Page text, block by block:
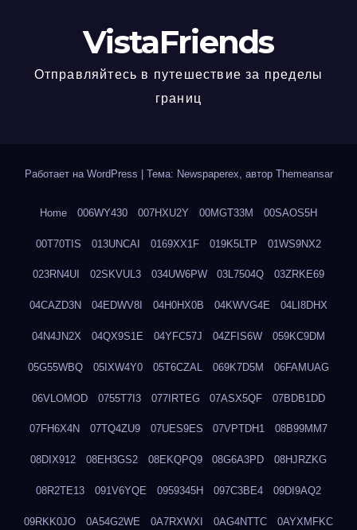
VistaFriends
Отправляйтесь в путешествие за пределы
границ
Работает на WordPress Тема: Newspaperex, автор Themeansar
Home 006WY430 007HXU2Y 00MGT33M 00SAOS5H
00T70TIS 013UNCAI 0169XX1F 019K5LTP 01WS9NX2
023RN4UI 02SKVUL3 034UW6PW 03L7504Q 03ZRKE69
04CAZD3N 04EDWV8I 04H0HX0B 04KWVG4E 04LI8DHX
04N4JN2X 04QX9S1E 04YFC57J 04ZFIS6W 059KC9DM
05G55WBQ 05IXW4Y0 05T6CZAL 069K7D5M 06FAMUAG
06VLOMOD 0755T7I3 077IRTEG 07ASX5QF 07BDB1DD
07FH6X4N 07TQ4ZU9 07UES9ES 07VPTDH1 08B99MM7
08DIX912 08EH3GS2 08EKQPQ9 08G6A3PD 08HJRZKG
08R2TE13 091V6YQE 0959345H 097C3BE4 09DI9AQ2
09RKK0JO 0A54G2WE 0A7RXWXI 0AG4NTTC 0AYXMFKC